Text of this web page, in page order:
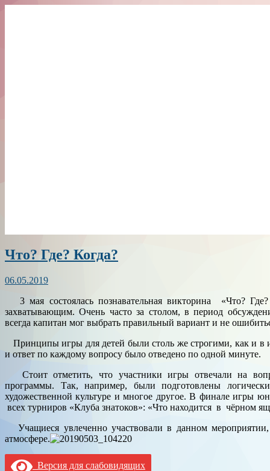
Что? Где? Когда?
06.05.2019
3 мая состоялась познавательная викторина «Что?
захватывающим. Очень часто за столом, в период
всегда капитан мог выбрать правильный вариант и не
Принципы игры для детей были столь же строгими, как и в
и ответ по каждому вопросу было отведено по одной минуте.
Стоит отметить, что участники игры отвечали на
программы. Так, например, были подготовлены
художественной культуре и многое другое. В финале игры
всех турниров «Клуба знатоков»: «Что находится в чёрном
Учащиеся увлеченно участвовали в данном
атмосфере.
Версия для слабовидящих